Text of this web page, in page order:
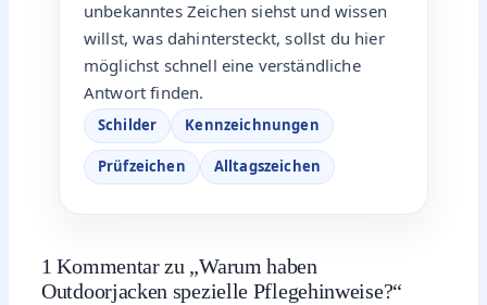
unbekanntes Zeichen siehst und wissen
willst, was dahintersteckt, sollst du hier
möglichst schnell eine verständliche
Antwort finden.
Schilder Kennzeichnungen
Prüfzeichen Alltagszeichen
1 Kommentar zu „Warum haben
Outdoorjacken spezielle Pflegehinweise?“